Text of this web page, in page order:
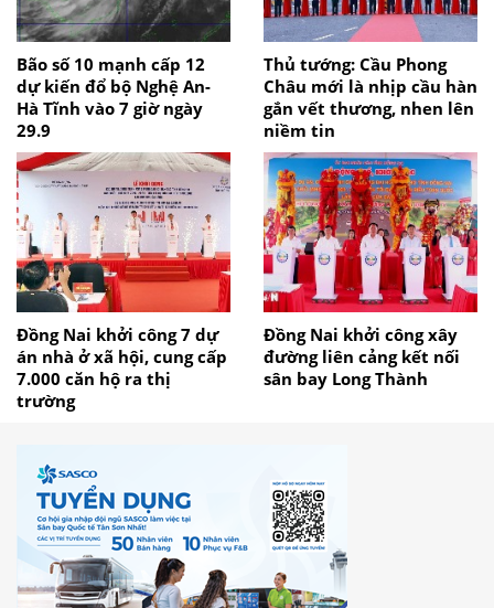
Bão số 10 mạnh cấp 12
dự kiến đổ bộ Nghệ An-
Hà Tĩnh vào 7 giờ ngày
29.9
Thủ tướng: Cầu Phong
Châu mới là nhịp cầu hàn
gắn vết thương, nhen lên
niềm tin
Đồng Nai khởi công 7 dự
án nhà ở xã hội, cung cấp
7.000 căn hộ ra thị
trường
Đồng Nai khởi công xây
đường liên cảng kết nối
sân bay Long Thành